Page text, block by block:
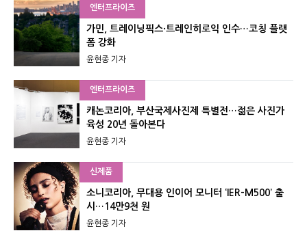
엔터프라이즈
가민, 트레이닝픽스·트레인히로익 인수…코칭 플랫
폼 강화
윤현종 기자
엔터프라이즈
캐논코리아, 부산국제사진제 특별전…젊은 사진가
육성 20년 돌아본다
윤현종 기자
신제품
소니코리아, 무대용 인이어 모니터 ‘IER-M500’ 출
시…14만9천 원
윤현종 기자